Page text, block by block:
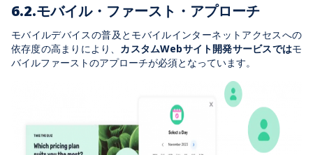
6.2.モバイル・ファースト・アプローチ
モバイルデバイスの普及とモバイルインターネットアクセスへの
依存度の高まりにより、 カスタムWebサイト開発サービスではモ
バイルファーストのアプローチが必須となっています。